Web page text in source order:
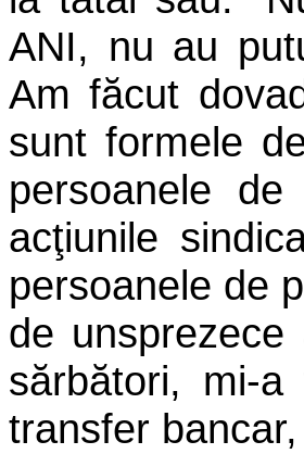
ANI, nu au
Am făcut
sunt formele
persoanele
acţiunile
persoanele de
de
sărbători, mi-
transfer